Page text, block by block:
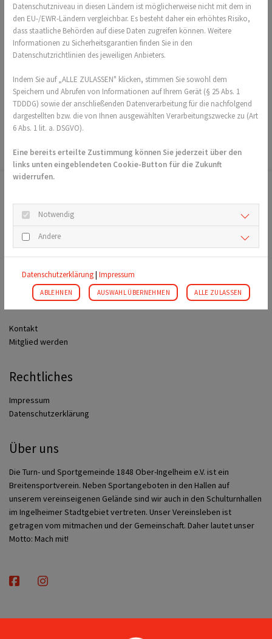
TuS 1848 Ober-Ingelheim e.V.
An der Burgkirche 24
55218 Ingelheim
info@tus1848.de
Service
Kontakt
Mitglied werden
Rechtliches
Impressum
Datenschutzerklärung
Über uns
Die Turn- und Sportgemeinde 1848 Ober-Ingelheim e.V. ist ein
Breitensportverein. Neben Sportangeboten in den Hallen auf
unserem vereinseigenen Gelände sind wir auch in den Schulturnhallen
im Ingelheimer Stadtgebiet vertreten. Unser Vereinsleben ist
getragen vom mitmachen und der Gemeinschaft. Daher lautet unser
Motto: Mach mit!
Datenschutzniveau in diesen Ländern ist möglicherweise nicht mit dem in
den EU-/EWR-Ländern vergleichbar. Es besteht daher ein erhöhtes Risiko,
dass staatliche Behörden auf diese Daten zugreifen können. Weitere
Informationen zu Sicherheitsgarantien finden Sie in den
Datenschutzrichtlinien des jeweiligen Anbieters.
Indem Sie auf „ALLE ZULASSEN" klicken, stimmen Sie sowohl dem
Speichern und Abrufen von Informationen auf Ihrem Gerät (§ 25 Abs. 1
TDDDG) sowie der anschließenden Datenverarbeitung für die nachfolgend
dargestellten bzw. die von Ihnen ausgewählten Verarbeitungszwecke zu (Art
6 Abs. 1 lit. a. DSGVO).
Eine bereits erteilte Zustimmung können Sie jederzeit über den
links unten eingeblendeten Cookie-Button für die Zukunft
widerrufen.
Notwendig
Andere
Datenschutzerklärung| Impressum
ABLEHNEN AUSWAHL ÜBERNEHMEN ALLE ZULASSEN